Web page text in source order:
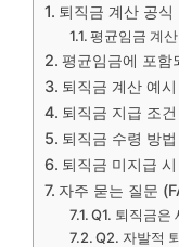
퇴직금 계산 공식
평균임금 계
평균임금에 포함
퇴직금 계산 예시
퇴직금 지급 조
퇴직금 수령 방
퇴직금 미지급
자주 묻는 질문
Q1. 퇴직금은
Q2. 자발적